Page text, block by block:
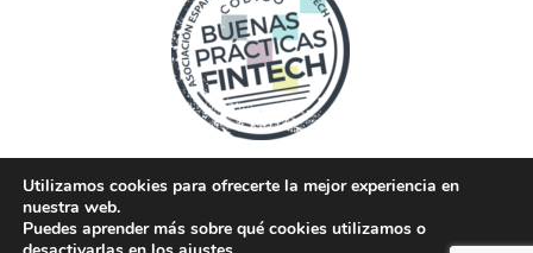
Teléfono 96 653 20 68 Colaboradores
de privacidad | Aviso legal
Utilizamos cookies para ofrecerte la mejor experiencia en
nuestra web.
Puedes aprender más sobre qué cookies utilizamos o